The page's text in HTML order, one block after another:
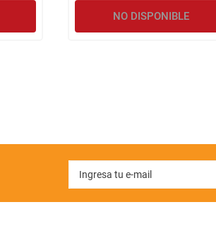
NO DISPONIBLE